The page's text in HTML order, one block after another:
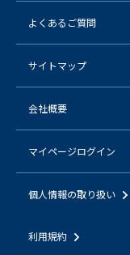
よくあるご質問
サイトマップ
会社概要
マイページログイン
個人情報の取り扱い
利用規約